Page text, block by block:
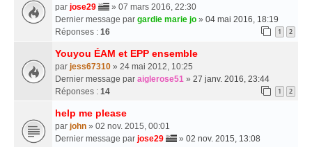
par jose29
» 07 mars 2016, 22:30
Dernier message par gardie marie jo » 04 mai 2016, 18:19
Réponses : 16 1 2
Youyou ÉAM et EPP ensemble
par jess67310 » 24 mai 2012, 10:25
Dernier message par aiglerose51 » 27 janv. 2016, 23:44
Réponses : 14 1 2
help me please
par john » 02 nov. 2015, 00:01
Dernier message par jose29 » 02 nov. 2015, 13:08